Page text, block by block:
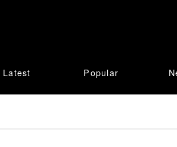
Latest Popular